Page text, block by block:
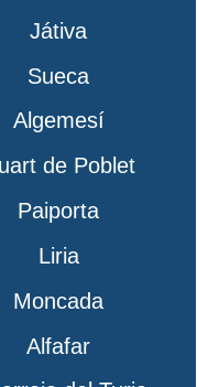
Játiva
Sueca
Algemesí
de Poblet
Paiporta
Liria
Moncada
Alfafar